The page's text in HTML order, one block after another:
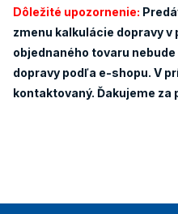
Dôležité upozornenie:
zmenu kalkulácie dopravy v
objednaného tovaru
dopravy podľa e-shopu. V
kontaktovaný. Ďakujeme za